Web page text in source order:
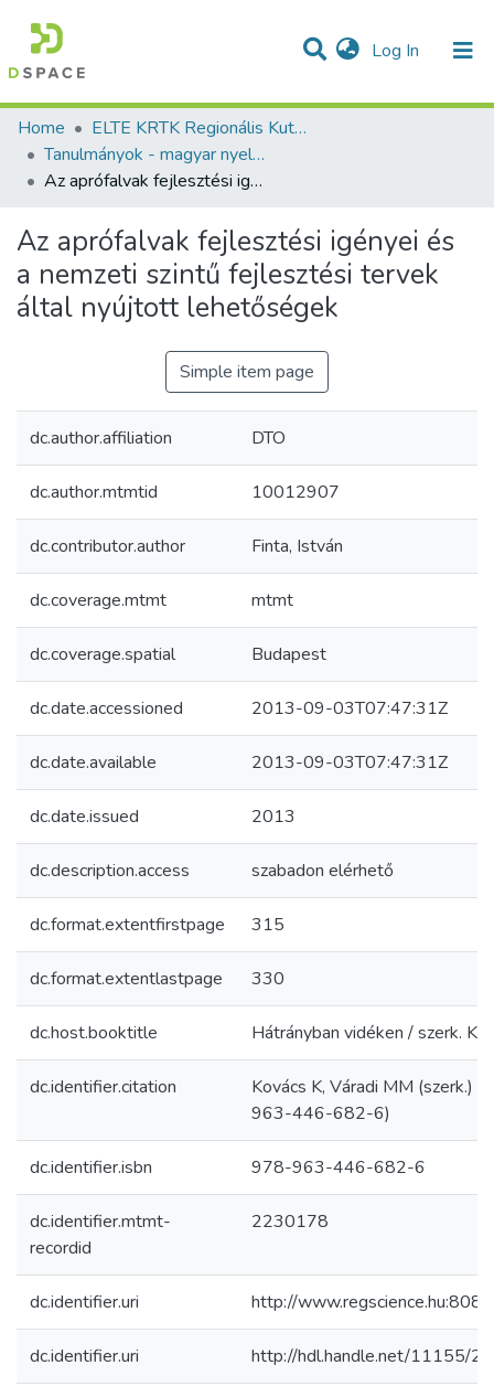
Log In (current)
Communities & Collections
Statistics
All of DSpace
Home
ELTE KRTK Regionális Kutatások Intézete
Tanulmányok - magyar nyelvű (RKI)
Az aprófalvak fejlesztési igényei és a nemzeti szintű fejlesztési tervek által nyújtott lehetőségek
Az aprófalvak fejlesztési igényei és
a nemzeti szintű fejlesztési tervek
által nyújtott lehetőségek
Simple item page
dc.author.affiliation DTO
dc.author.mtmtid 10012907
dc.contributor.author Finta, István
dc.coverage.mtmt mtmt
dc.coverage.spatial Budapest
dc.date.accessioned 2013-09-03T07:47:31Z
dc.date.available 2013-09-03T07:47:31Z
dc.date.issued 2013
dc.description.access szabadon elérhető
dc.format.extentfirstpage 315
dc.format.extentlastpage 330
dc.host.booktitle Hátrányban vidéken / szerk.
dc.identifier.citation
Kovács K, Váradi MM (szerk.)
963-446-682-6)
dc.identifier.isbn 978-963-446-682-6
dc.identifier.mtmt-
recordid
2230178
dc.identifier.uri http://
dc.identifier.uri http://hdl.handle.net/11155/